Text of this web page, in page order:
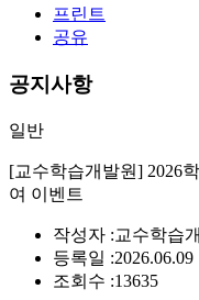
프린트
공유
공지사항
일반
[교수학습개발원] 2026
여 이벤트
작성자 :교수학습
등록일 :2026.06.09
조회수 :13635